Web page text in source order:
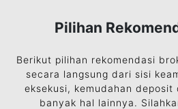
Pilihan
Berikut pilihan rekomendasi
secara langsung dari sisi
eksekusi, kemudahan deposit
banyak hal lainnya.